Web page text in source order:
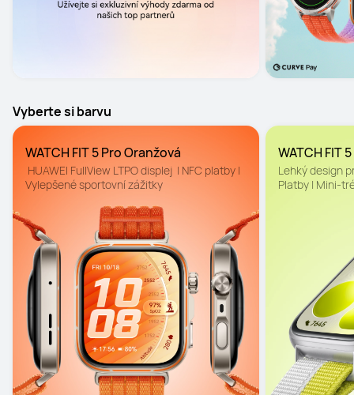
Vyberte si barvu
WATCH FIT 5 Pro Oranžová
HUAWEI FullView LTPO displej  | NFC platby |
Vylepšené sportovní zážitky
WATCH FIT
Lehký design
Platby | Mini-